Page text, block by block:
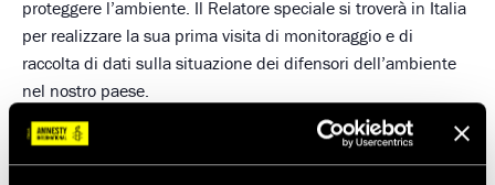
proteggere l’ambiente. Il Relatore speciale si troverà in Italia
per realizzare la sua prima visita di monitoraggio e di
raccolta di dati sulla situazione dei difensori dell’ambiente
nel nostro paese.
Ne discuteremo con: